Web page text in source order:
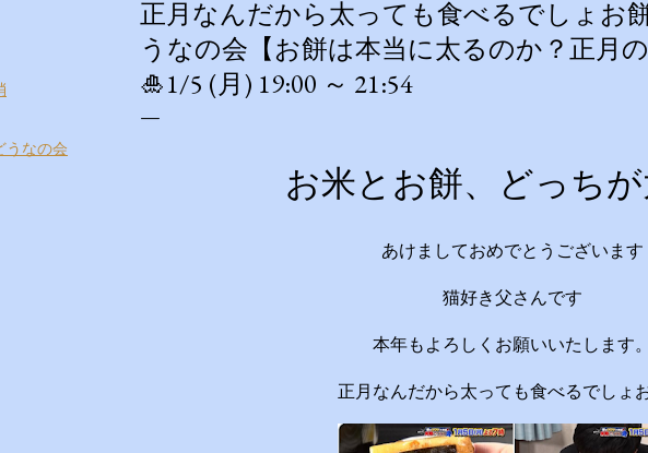
和歌子 宮世琉弥 伊集
科大学病院客員教授
いたします ☆番組ＨＰ
asahi.co.jp/imadesho/
疑問について、身体の仕
かりやすくお答えします
量）が消費カロリー（動
す。 消費しきれずに余
いつでも高カロリーな食
うなの会
正月なんだから太っても食べるでしょお
うなの会【お餅は本当に太るのか？正月
🎍1/5 (月) 19:00 ～ 21:54
お米とお餅、どっち
あけましておめでとうございます
猫好き父さんです
本年もよろしくお願いいたします
正月なんだから太っても食べるでしょ